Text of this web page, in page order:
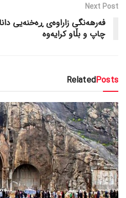
Next Post
فەرهەنگی زاراوەی ڕەخنەیی
چاپ و بڵاو کرایەوە
RelatedPosts